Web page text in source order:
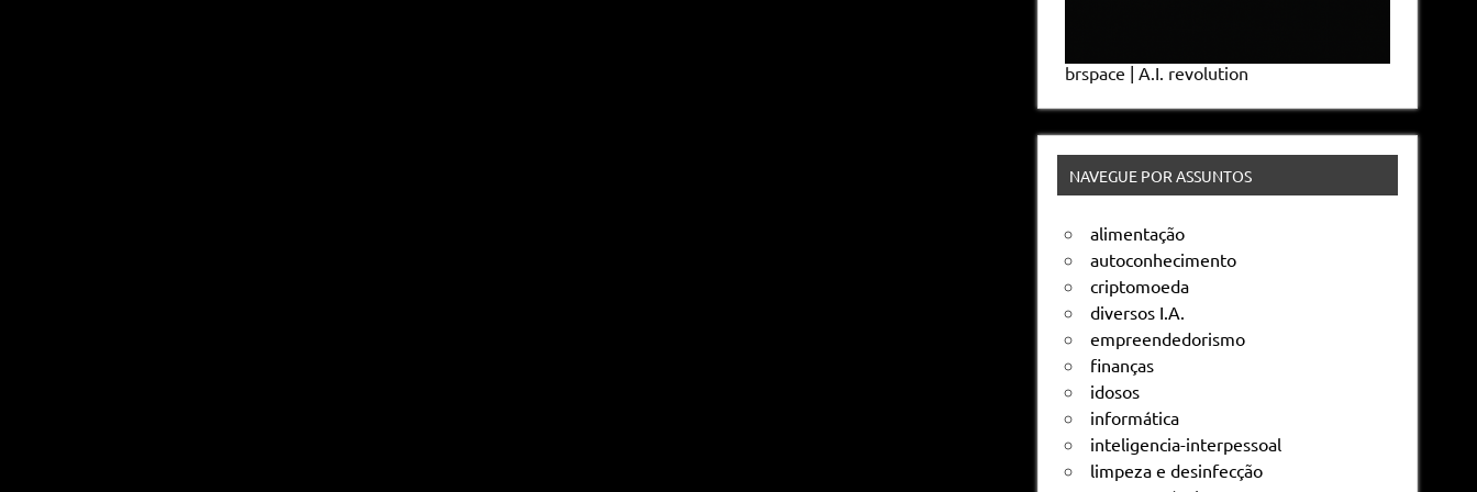
brspace | A.I. revolution
NAVEGUE POR ASSUNTOS
alimentação
autoconhecimento
criptomoeda
diversos I.A.
empreendedorismo
finanças
idosos
informática
inteligencia-interpessoal
limpeza e desinfecção